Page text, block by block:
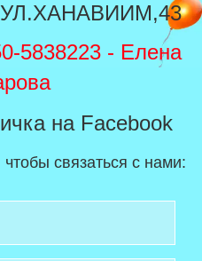
5838223 - Елена
на Facebook
связаться с нами: